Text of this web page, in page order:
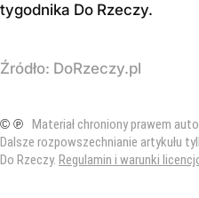
tygodnika Do Rzeczy.
Źródło: DoRzeczy.pl
© ℗ Materiał chroniony prawem
Dalsze rozpowszechnianie artykułu
Do Rzeczy. Regulamin i warunki